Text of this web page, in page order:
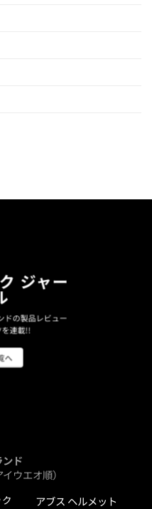
ジャー
ドの製品レビュー
を連載!!
へ
ド
ウエオ順）
アブス ヘルメット